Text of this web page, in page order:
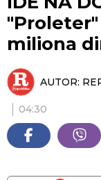
miliona
AUTOR:
04:30